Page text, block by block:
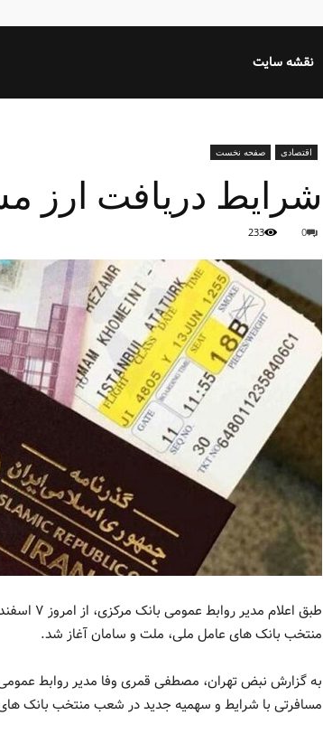
نقشه سایت
اقتصادی صفحه نخست
شرایط دریافت ارز
0
233
طبق
منتخب بانک های عامل ملی، ملت و سامان آغاز شد.
مسافرتی با شرایط و سهمیه جدید در شعب منتخب بانک